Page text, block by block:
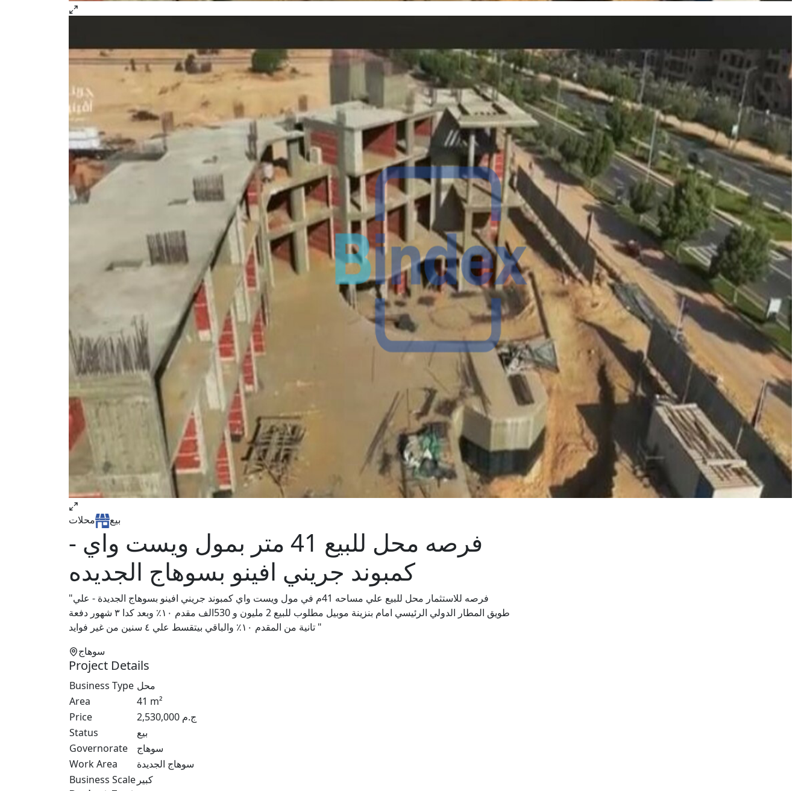
بيع محلات
فرصه محل للبيع 41 متر بمول ويست واي -
كمبوند جريني افينو بسوهاج الجديده
"فرصه للاستثمار محل للبيع علي مساحه 41م في مول ويست واي كمبوند جريني افينو بسوهاج الجديدة - علي
طويق المطار الدولي الرئيسي امام بنزينة موبيل مطلوب للبيع 2 مليون و 530الف مقدم ١٠٪؜ وبعد كدا ٣ شهور دفعة
تانية من المقدم ١٠٪؜ والباقي بيتقسط علي ٤ سنين من غير فوايد "
سوهاج
Project Details
Business Type محل
Area
41 m²
Price
2,530,000 ج.م
Status
بيع
Governorate
سوهاج
Work Area
سوهاج الجديدة
Business Scale كبير